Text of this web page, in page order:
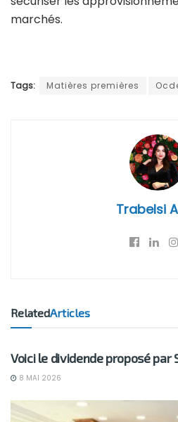
marchés.
Tags: Matières premières
Trabelsi
RelatedArticles
BUSINESS
Voici le dividende proposé par
8 MAI 2026